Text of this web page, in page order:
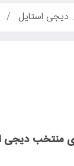
دیجی استایل